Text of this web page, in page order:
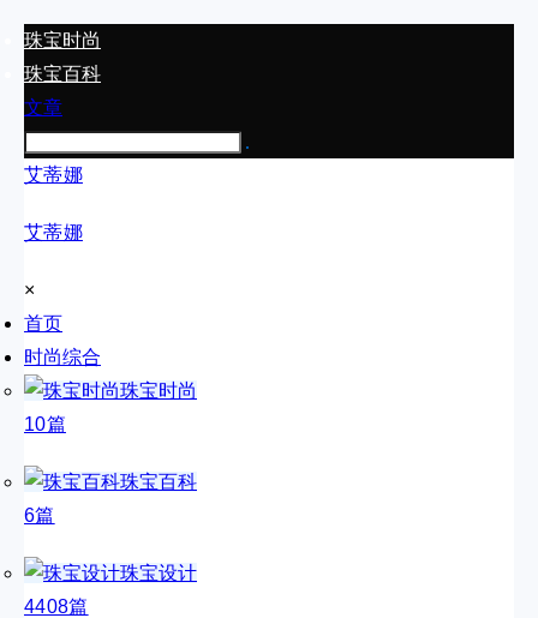
珠宝时尚
珠宝百科
文章
艾蒂娜
艾蒂娜
×
首页
时尚综合
珠宝时尚
10篇
珠宝百科
6篇
珠宝设计
4408篇